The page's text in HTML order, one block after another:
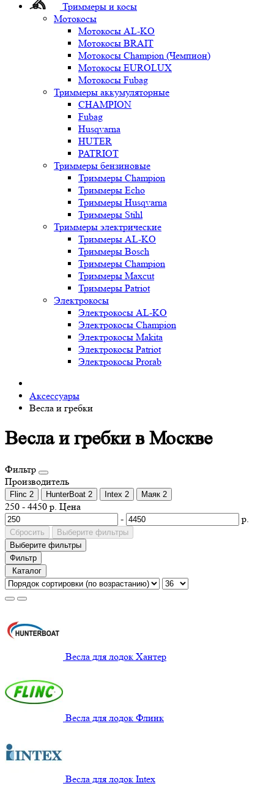
Триммеры и косы
Мотокосы
Мотокосы AL-KO
Мотокосы BRAIT
Мотокосы Champion (Чемпион)
Мотокосы EUROLUX
Мотокосы Fubag
Триммеры аккумуляторные
CHAMPION
Fubag
Husqvarna
HUTER
PATRIOT
Триммеры бензиновые
Триммеры Champion
Триммеры Echo
Триммеры Husqvarna
Триммеры Stihl
Триммеры электрические
Триммеры AL-KO
Триммеры Bosch
Триммеры Champion
Триммеры Maxcut
Триммеры Patriot
Электрокосы
Электрокосы AL-KO
Электрокосы Champion
Электрокосы Makita
Электрокосы Patriot
Электрокосы Prorab
Аксессуары
Весла и гребки
Весла и гребки в Москве
Фильтр
Производитель
Flinc 2 HunterBoat 2 Intex 2 Маяк 2
250 - 4450 р. Цена
-
р.
Сбросить
Выберите фильтры
Выберите фильтры
Фильтр
Каталог
Весла для лодок Хантер
Весла для лодок Флинк
Весла для лодок Intex